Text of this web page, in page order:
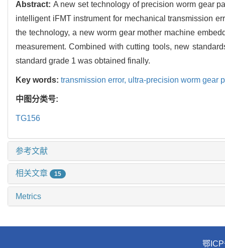
Abstract: A new set technology of precision worm gear
intelligent iFMT instrument for mechanical transmission
the technology, a new worm gear mother machine
measurement. Combined with cutting tools, new
standard grade 1 was obtained finally.
Key words: transmission error, ultra-precision worm gear
中图分类号:
TG156
参考文献
相关文章 15
Metrics
鄂